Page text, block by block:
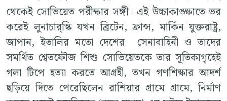
থেকেই সোভিয়েত পরীক্ষার সঙ্গী। এই উচ্চাকাঙ্ক্ষাতে ভর
করেই লুনাচার্‌স্কি যখন ব্রিটেন, ফ্রান্স, মার্কিন যুক্তরাষ্ট্র,
জাপান, ইতালির মতো দেশের সেনাবাহিনী ও তাদের
সমর্থিত শ্বেতফৌজ শিশু সোভিয়েতকে তার সূতিকাগৃহেই
গলা টিপে হত্যা করতে আগ্রহী, তখন গণশিক্ষার আদর্শ
ছড়িয়ে দিতে পেরেছিলেন রাশিয়ার গ্রামে গ্রামে, নির্মাণ